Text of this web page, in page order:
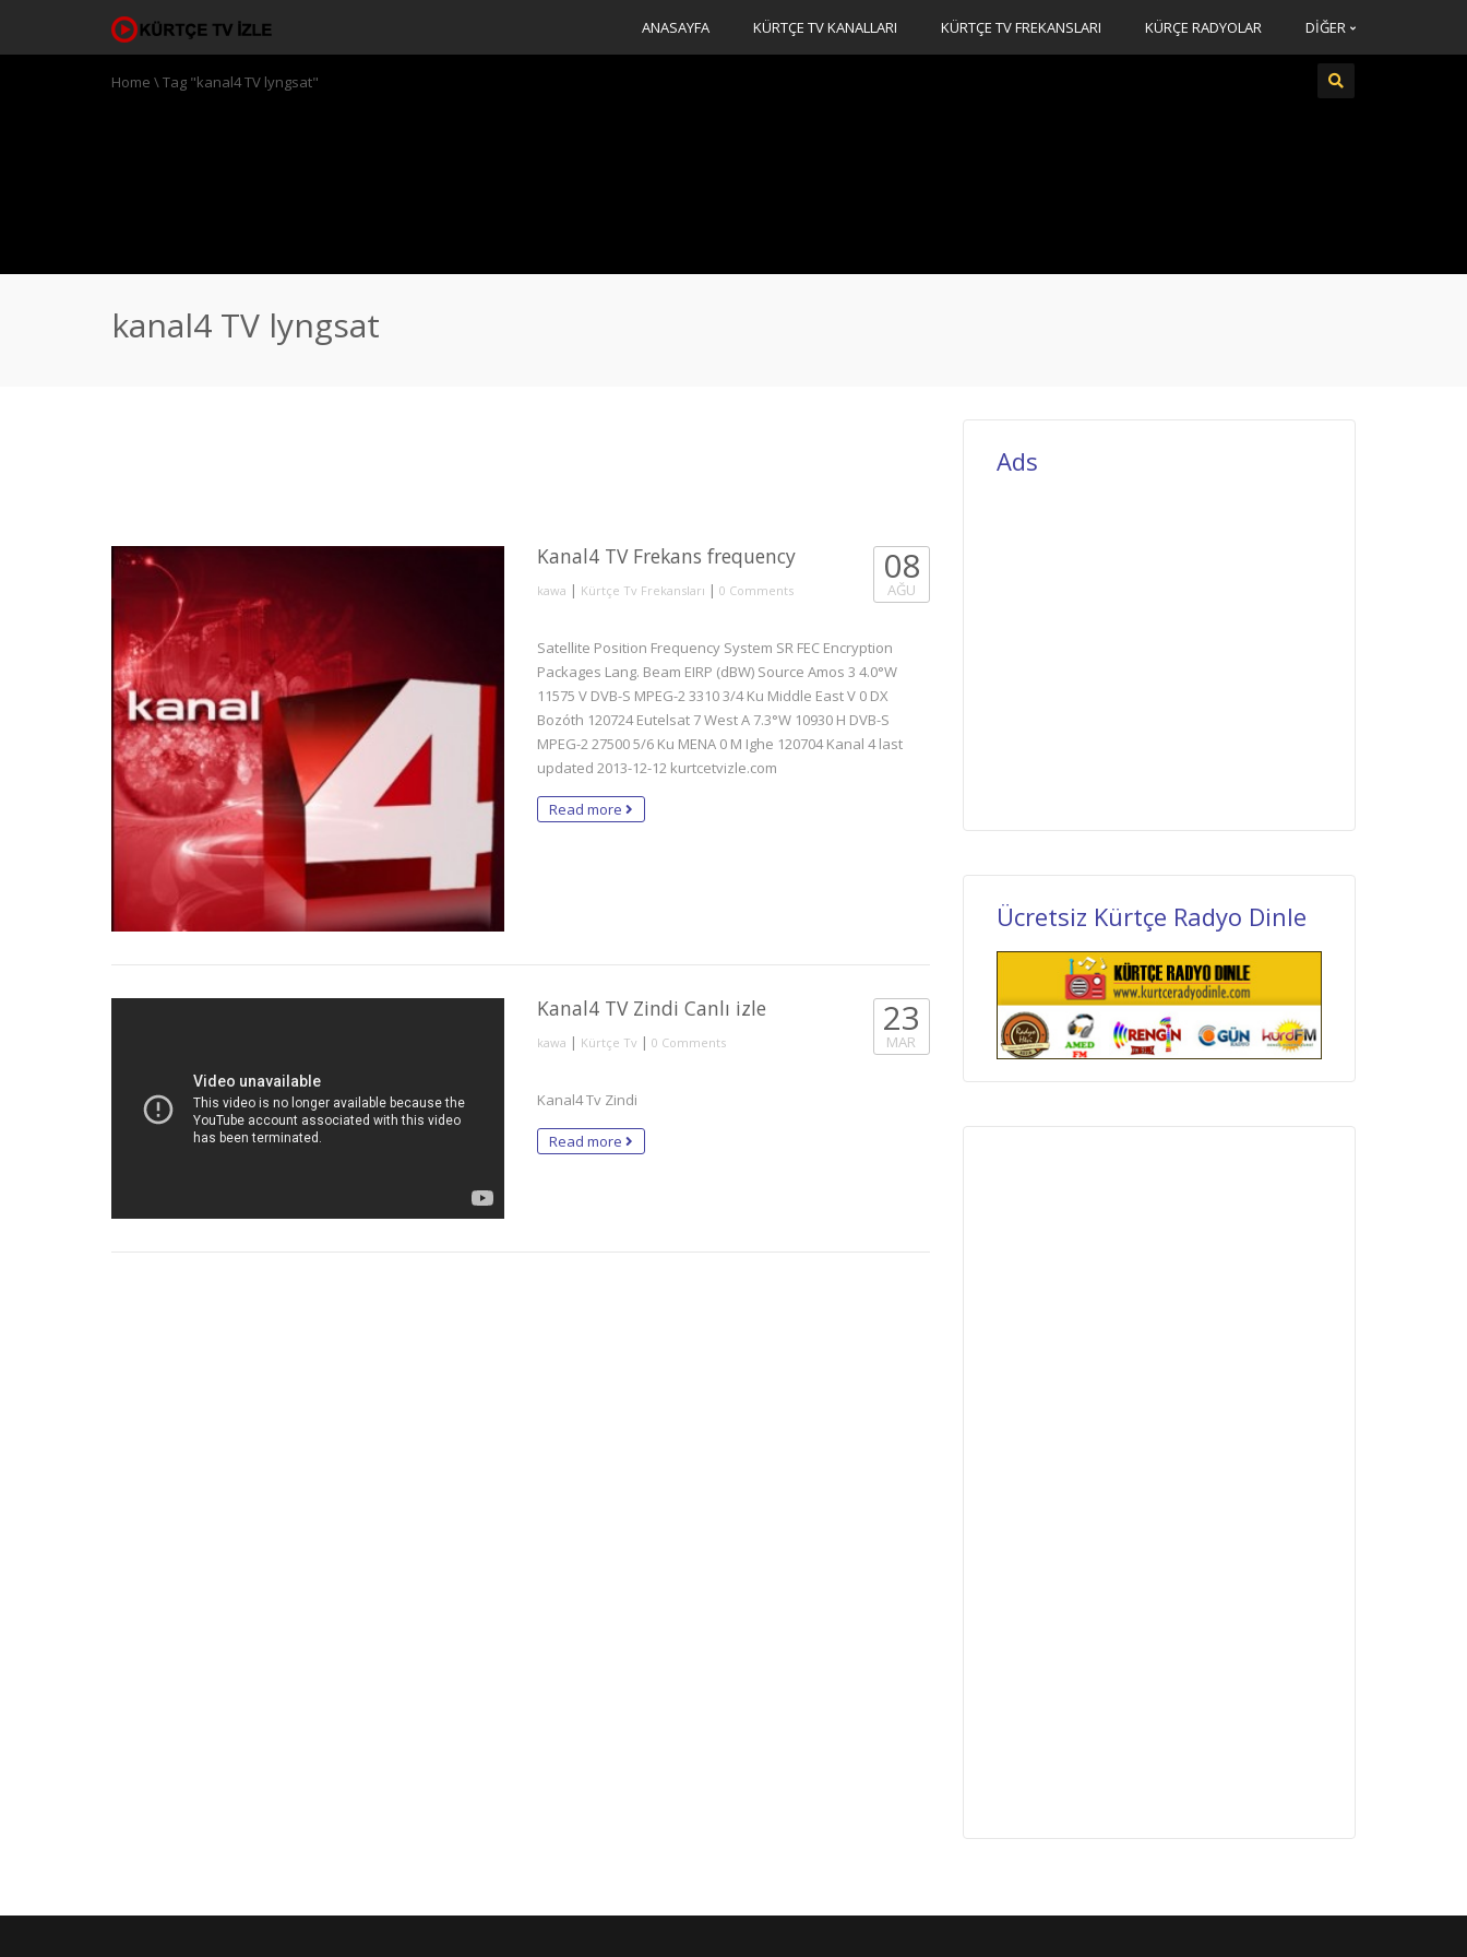
ANASAYFA KÜRTÇE TV KANALLARI KÜRTÇE TV FREKANSLARI KÜRÇE RADYOLAR DİĞER
Home \Tag "kanal4 TV lyngsat"
kanal4 TV lyngsat
Kanal4 TV Frekans frequency
kawa | Kürtçe Tv Frekansları | 0 Comments
08
AĞU
Satellite Position Frequency System SR FEC Encryption
Packages Lang. Beam EIRP (dBW) Source Amos 3 4.0°W
11575 V DVB-S MPEG-2 3310 3/4 Ku Middle East V 0 DX
Bozóth 120724 Eutelsat 7 West A 7.3°W 10930 H DVB-S
MPEG-2 27500 5/6 Ku MENA 0 M Ighe 120704 Kanal 4 last
updated 2013-12-12 kurtcetvizle.com
Read more
Kanal4 TV Zindi Canlı izle
kawa | Kürtçe Tv | 0 Comments
23
MAR
Kanal4 Tv Zindi
Read more
Ads
Ücretsiz Kürtçe Radyo Dinle